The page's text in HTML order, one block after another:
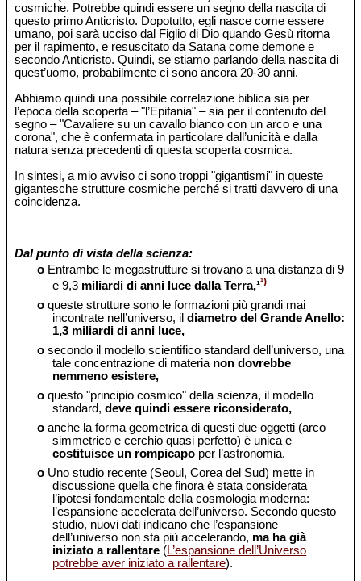
cosmiche. Potrebbe quindi essere un segno della nascita di
questo primo Anticristo. Dopotutto, egli nasce come essere
umano, poi sarà ucciso dal Figlio di Dio quando Gesù ritorna
per il rapimento, e resuscitato da Satana come demone e
secondo Anticristo. Quindi, se stiamo parlando della nascita di
quest’uomo, probabilmente ci sono ancora 20-30 anni.
Abbiamo quindi una possibile correlazione biblica sia per
l’epoca della scoperta – "l’Epifania" – sia per il contenuto del
segno – "Cavaliere su un cavallo bianco con un arco e una
corona", che è confermata in particolare dall’unicità e dalla
natura senza precedenti di questa scoperta cosmica.
In sintesi, a mio avviso ci sono troppi "gigantismi" in queste
gigantesche strutture cosmiche perché si tratti davvero di una
coincidenza.
Dal punto di vista della scienza:
o Entrambe le megastrutture si trovano a una distanza di 9
e 9,3 miliardi di anni luce dalla Terra,¹¹)
o queste strutture sono le formazioni più grandi mai
incontrate nell’universo, ildiametro del Grande Anello:
1,3 miliardi di anni luce,
o secondo il modello scientifico standard dell’universo, una
tale concentrazione di materia non dovrebbe
nemmeno esistere,
o questo "principio cosmico" della scienza, il modello
standard,deve quindi essere riconsiderato,
o anche la forma geometrica di questi due oggetti (arco
simmetrico e cerchio quasi perfetto) è unica e
costituisce un rompicapo per l’astronomia.
o Uno studio recente (Seoul, Corea del Sud) mette in
discussione quella che finora è stata considerata
l’ipotesi fondamentale della cosmologia moderna:
l’espansione accelerata dell’universo. Secondo questo
studio, nuovi dati indicano che l’espansione
dell’universo non sta più accelerando, ma ha già
iniziato a rallentare (L’espansione dell’Universo
potrebbe aver iniziato a rallentare).